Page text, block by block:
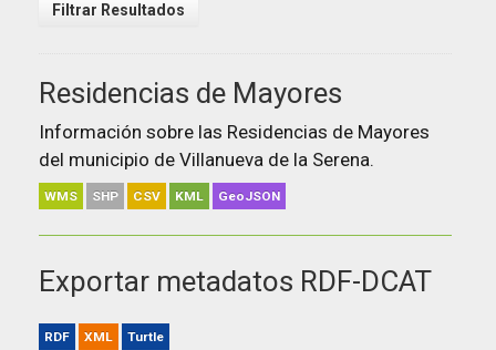
Filtrar Resultados
Residencias de Mayores
Información sobre las Residencias de Mayores
del municipio de Villanueva de la Serena.
WMS SHP CSV KML GeoJSON
Exportar metadatos RDF-DCAT
RDF XML Turtle